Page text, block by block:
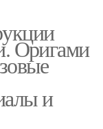
Оригами
и